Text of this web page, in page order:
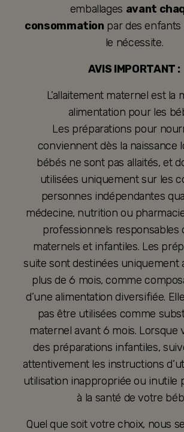
emballages avant
consommation par des enfants
le nécessite.
AVIS IMPORTANT :
L’allaitement maternel est la
alimentation pour les
Les préparations pour
conviennent dès la naissance
bébés ne sont pas allaités, et
utilisées uniquement sur les
personnes indépendantes
médecine, nutrition ou
professionnels responsables
maternels et infantiles. Les
suite sont destinées uniquement
plus de 6 mois, comme
d’une alimentation diversifiée.
pas être utilisées comme
maternel avant 6 mois. Lorsque
des préparations infantiles,
attentivement les instructions
utilisation inappropriée ou inutile
à la santé de votre
Quel que soit votre choix, nous